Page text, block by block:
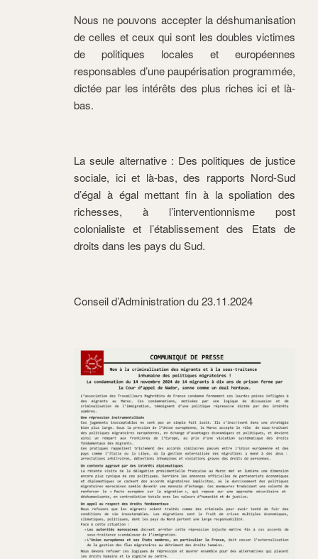
Nous ne pouvons accepter la déshumanisation
de celles et ceux qui sont les doubles victimes
de politiques locales et européennes
responsables d’une paupérisation programmée,
dictée par les intérêts des plus riches ici et là-
bas.
La seule alternative : Des politiques de justice
sociale, ici et là-bas, des rapports Nord-Sud
d’égal à égal mettant fin à la spoliation des
richesses, à l’interventionnisme post
colonialiste et l’établissement des Etats de
droits dans les pays du Sud.
Conseil d’Administration du 23.11.2024